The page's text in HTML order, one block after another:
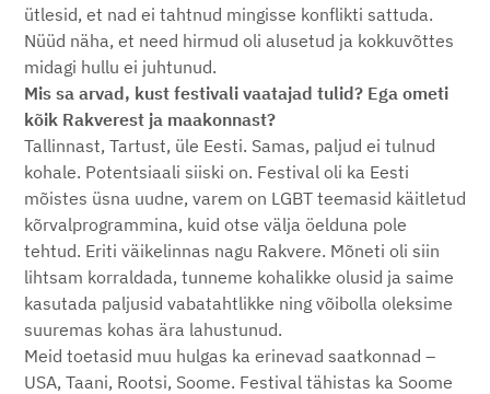
ütlesid, et nad ei tahtnud mingisse konflikti sattuda.
Nüüd näha, et need hirmud oli alusetud ja kokkuvõttes
midagi hullu ei juhtunud.
Mis sa arvad, kust festivali vaatajad tulid? Ega ometi
kõik Rakverest ja maakonnast?
Tallinnast, Tartust, üle Eesti. Samas, paljud ei tulnud
kohale. Potentsiaali siiski on. Festival oli ka Eesti
mõistes üsna uudne, varem on LGBT teemasid käitletud
kõrvalprogrammina, kuid otse välja öelduna pole
tehtud. Eriti väikelinnas nagu Rakvere. Mõneti oli siin
lihtsam korraldada, tunneme kohalikke olusid ja saime
kasutada paljusid vabatahtlikke ning võibolla oleksime
suuremas kohas ära lahustunud.
Meid toetasid muu hulgas ka erinevad saatkonnad –
USA, Taani, Rootsi, Soome. Festival tähistas ka Soome